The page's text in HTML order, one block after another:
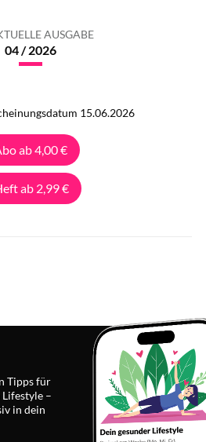
AUSGABE
04 / 2026
15.06.2026
ab 4,00 €
ab 2,99 €
Tipps für
Lifestyle –
in dein